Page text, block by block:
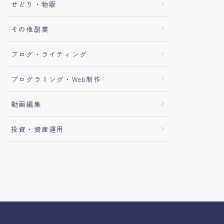
せどり・物販
その他副業
ブログ・ライティング
プログラミング・Web制作
動画編集
投資・資産運用